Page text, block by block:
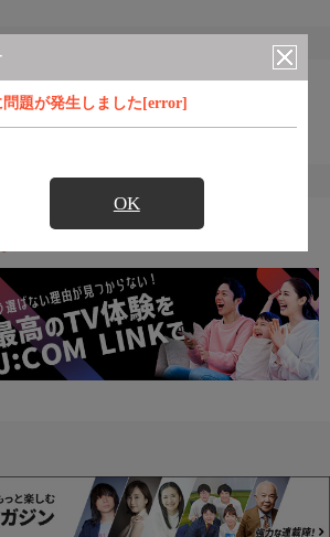
問題が発生しました[error]
OK
すめ番組
情報